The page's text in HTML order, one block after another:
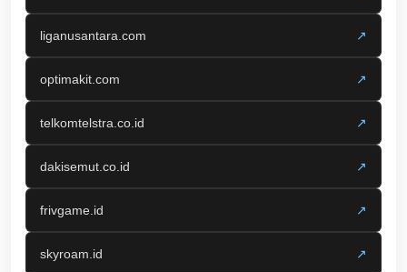
liganusantara.com ↗
optimakit.com ↗
telkomtelstra.co.id ↗
dakisemut.co.id ↗
frivgame.id ↗
skyroam.id ↗